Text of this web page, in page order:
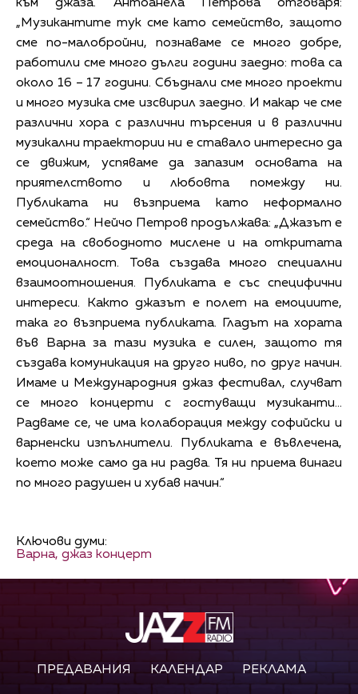
към джаза. Антоанела Петрова отговаря:
„Музикантите тук сме като семейство, защото
сме по-малобройни, познаваме се много добре,
работили сме много дълги години заедно: това са
около 16 – 17 години. Сбъднали сме много проекти
и много музика сме изсвирил заедно. И макар че сме
различни хора с различни търсения и в различни
музикални траектории ни е ставало интересно да
се движим, успяваме да запазим основата на
приятелството и любовта помежду ни.
Публиката ни възприема като неформално
семейство.“ Нейчо Петров продължава: „Джазът е
среда на свободното мислене и на откритата
емоционалност. Това създава много специални
взаимоотношения. Публиката е със специфични
интереси. Както джазът е полет на емоциите,
така го възприема публиката. Гладът на хората
във Варна за тази музика е силен, защото тя
създава комуникация на друго ниво, по друг начин.
Имаме и Международния джаз фестивал, случват
се много концерти с гостуващи музиканти…
Радваме се, че има колаборация между софийски и
варненски изпълнители. Публиката е въвлечена,
което може само да ни радва. Тя ни приема винаги
по много радушен и хубав начин.“
Ключови думи:
Варна, джаз концерт
ПРЕДАВАНИЯ КАЛЕНДАР РЕКЛАМА